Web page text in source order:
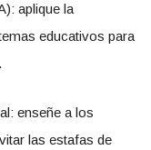
aplique la
educativos para
enseñe a los
las estafas de